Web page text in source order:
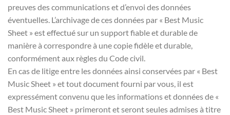
preuves des communications et d’envoi des données
éventuelles. L’archivage de ces données par « Best Music
Sheet » est effectué sur un support fiable et durable de
manière à correspondre à une copie fidèle et durable,
conformément aux règles du Code civil.
En cas de litige entre les données ainsi conservées par « Best
Music Sheet » et tout document fourni par vous, il est
expressément convenu que les informations et données de «
Best Music Sheet » primeront et seront seules admises à titre